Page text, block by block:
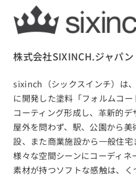
株式会社SIXINCH.ジャパン
sixinch（シックスインチ）は、
に開発した塗料「フォルムコー
コーティング形成し、⾰新的デ
屋外を問わず、駅、公園から
設、また商業施設から⼀般住宅
様々な空間シーンにコーディネ
素材が持つソフトな感触は、